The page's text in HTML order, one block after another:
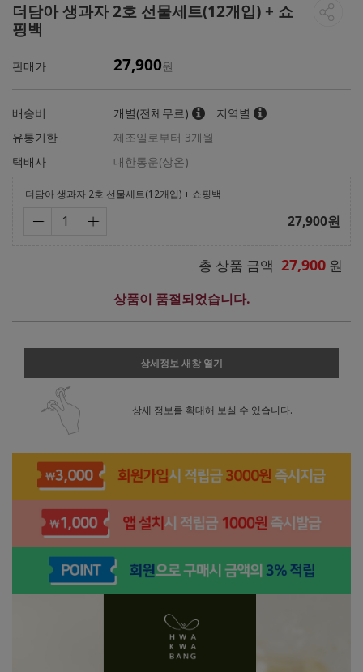
더담아 생과자 2호 선물세트(12개입) + 쇼
핑백
판매가 27,900원
배송비 개별(전체무료)
지역별
유통기한
제조일로부터 3개월
택배사
대한통운(상온)
더담아 생과자 2호 선물세트(12개입) + 쇼핑백
27,900원
총 상품 금액 27,900 원
상품이 품절되었습니다.
상세정보 새창 열기
상세 정보를 확대해 보실 수 있습니다.